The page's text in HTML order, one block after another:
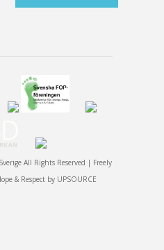
All Rights Reserved | Freely
& Respect by UPSOURCE